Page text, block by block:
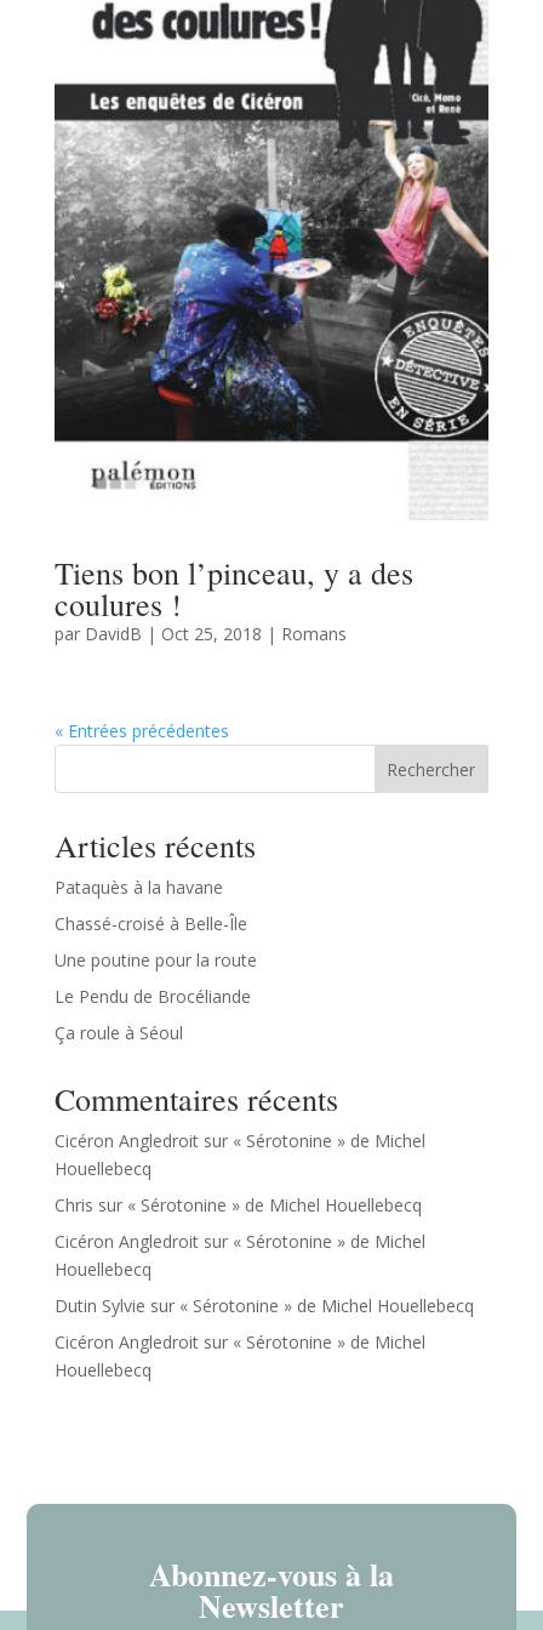
Tiens bon l’pinceau, y a des
coulures !
par DavidB | Oct 25, 2018 | Romans
« Entrées précédentes
Rechercher
Articles récents
Pataquès à la havane
Chassé-croisé à Belle-Île
Une poutine pour la route
Le Pendu de Brocéliande
Ça roule à Séoul
Commentaires récents
Cicéron Angledroitsur « Sérotonine » de Michel
Houellebecq
Chris sur « Sérotonine » de Michel Houellebecq
Cicéron Angledroitsur « Sérotonine » de Michel
Houellebecq
Dutin Sylvie sur « Sérotonine » de Michel Houellebecq
Cicéron Angledroitsur « Sérotonine » de Michel
Houellebecq
Abonnez-vous à la
Newsletter